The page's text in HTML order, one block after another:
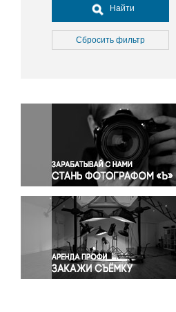
Досуг, туризм и отдых
Культура
Медицина
Окружающая среда
Политика
Правосудие
Происшествия и конфликты
Религия
Светская жизнь
Спорт
Экология
Экономика и бизнес
Найти
Сбросить фильтр